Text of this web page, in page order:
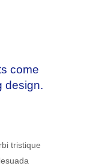
come
design.
tristique